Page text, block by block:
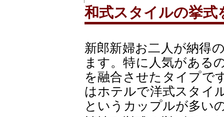
和式スタイルの挙
新郎新婦お二人が納得
ます。特に人気がある
を融合させたタイプで
はホテルで洋式スタイ
というカップルが多い